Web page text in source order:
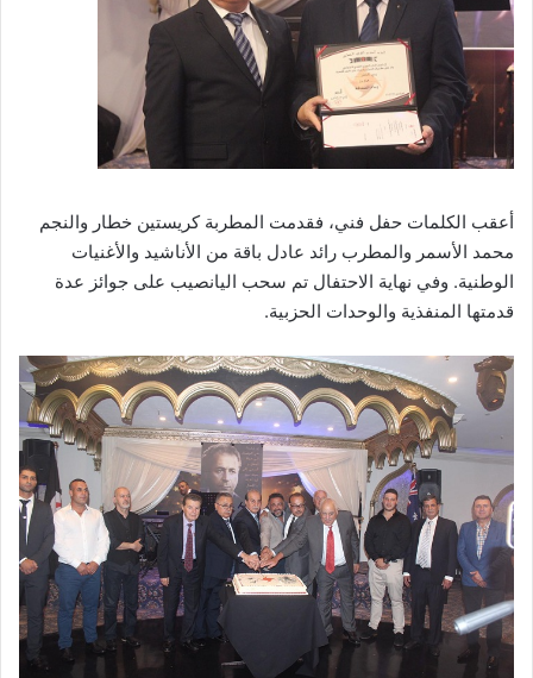
أعقب الكلمات حفل فني، فقدمت المطربة كريستين خطار والنجم
محمد الأسمر والمطرب رائد عادل باقة من الأناشيد والأغنيات
الوطنية. وفي نهاية الاحتفال تم سحب اليانصيب على جوائز عدة
قدمتها المنفذية والوحدات الحزبية.